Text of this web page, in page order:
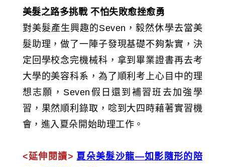
美髮之路多挑戰 不怕失敗愈挫愈勇
對美髮產生興趣的Seven，毅然休學去當美
髮助理，做了一陣子發現基礎不夠紮實，決
定回學校念完機械科，拿到畢業證書再去考
大學的美容科系，為了順利考上心目中的理
想志願，Seven假日還到補習班去加強學
習，果然順利錄取，唸到大四時藉著實習機
會，進入夏朵開始助理工作。
<延伸閱讀> 夏朵美髮沙龍—如影隨形的陪